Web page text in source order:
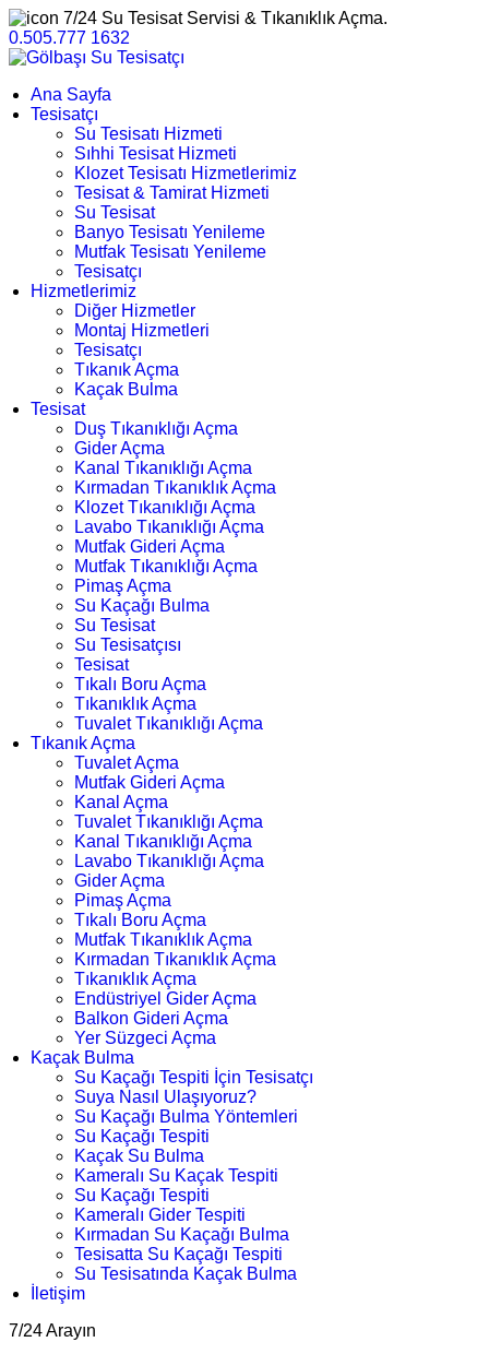
7/24 Su Tesisat Servisi & Tıkanıklık Açma.
0.505.777 1632
Ana Sayfa
Tesisatçı
Su Tesisatı Hizmeti
Sıhhi Tesisat Hizmeti
Klozet Tesisatı Hizmetlerimiz
Tesisat & Tamirat Hizmeti
Su Tesisat
Banyo Tesisatı Yenileme
Mutfak Tesisatı Yenileme
Tesisatçı
Hizmetlerimiz
Diğer Hizmetler
Montaj Hizmetleri
Tesisatçı
Tıkanık Açma
Kaçak Bulma
Tesisat
Duş Tıkanıklığı Açma
Gider Açma
Kanal Tıkanıklığı Açma
Kırmadan Tıkanıklık Açma
Klozet Tıkanıklığı Açma
Lavabo Tıkanıklığı Açma
Mutfak Gideri Açma
Mutfak Tıkanıklığı Açma
Pimaş Açma
Su Kaçağı Bulma
Su Tesisat
Su Tesisatçısı
Tesisat
Tıkalı Boru Açma
Tıkanıklık Açma
Tuvalet Tıkanıklığı Açma
Tıkanık Açma
Tuvalet Açma
Mutfak Gideri Açma
Kanal Açma
Tuvalet Tıkanıklığı Açma
Kanal Tıkanıklığı Açma
Lavabo Tıkanıklığı Açma
Gider Açma
Pimaş Açma
Tıkalı Boru Açma
Mutfak Tıkanıklık Açma
Kırmadan Tıkanıklık Açma
Tıkanıklık Açma
Endüstriyel Gider Açma
Balkon Gideri Açma
Yer Süzgeci Açma
Kaçak Bulma
Su Kaçağı Tespiti İçin Tesisatçı
Suya Nasıl Ulaşıyoruz?
Su Kaçağı Bulma Yöntemleri
Su Kaçağı Tespiti
Kaçak Su Bulma
Kameralı Su Kaçak Tespiti
Su Kaçağı Tespiti
Kameralı Gider Tespiti
Kırmadan Su Kaçağı Bulma
Tesisatta Su Kaçağı Tespiti
Su Tesisatında Kaçak Bulma
İletişim
7/24 Arayın